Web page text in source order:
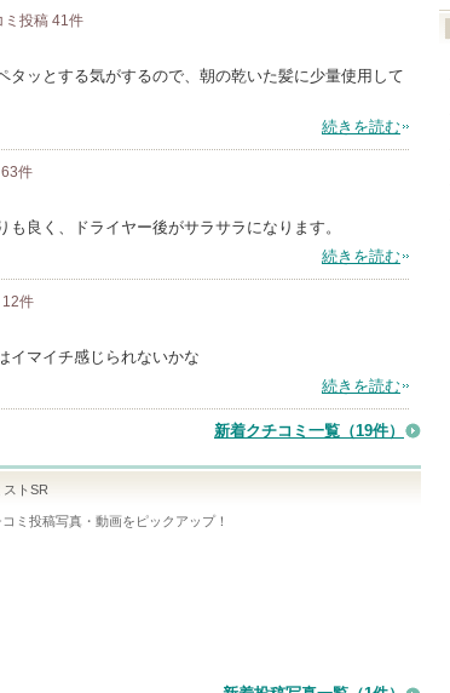
ミ投稿 41 件
タッとする気がするので、朝の乾いた髪に少量使用して
続きを読む
63件
良く、ドライヤー後がサラサラになります。
続きを読む
12件
イマイチ感じられないかな
続きを読む
新着クチコミ一覧 （19件）
トSR
ミ投稿写真・動画をピックアップ！